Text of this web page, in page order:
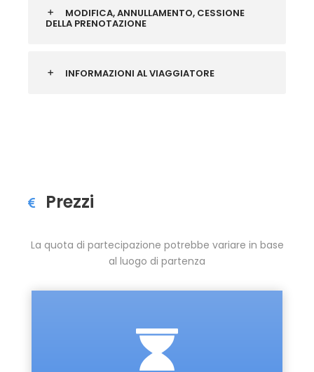
MODIFICA, ANNULLAMENTO, CESSIONE
DELLA PRENOTAZIONE
INFORMAZIONI AL VIAGGIATORE
Prezzi
La quota di partecipazione potrebbe variare in base
al luogo di partenza